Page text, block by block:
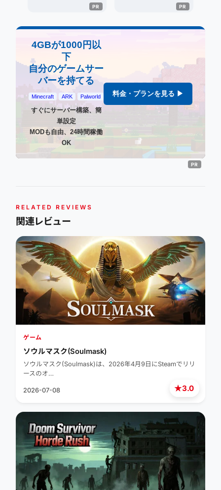
4GBが1000円以
下
自分のゲームサー
バーを持てる
Minecraft ARK Palworld
すぐにサーバー構築、簡
単設定
MODも自由、24時間稼働
OK
料金・プランを見る ▶
RELATED REVIEWS
関連レビュー
★3.0
ゲーム
ソウルマスク(Soulmask)
ソウルマスク(Soulmask)は、2026年4月9日にSteamでリリ
ースのオ…
2026-07-08